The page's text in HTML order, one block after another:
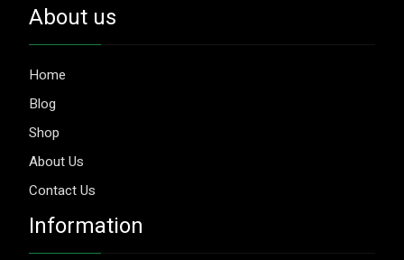
About us
Home
Blog
Shop
About Us
Contact Us
Information